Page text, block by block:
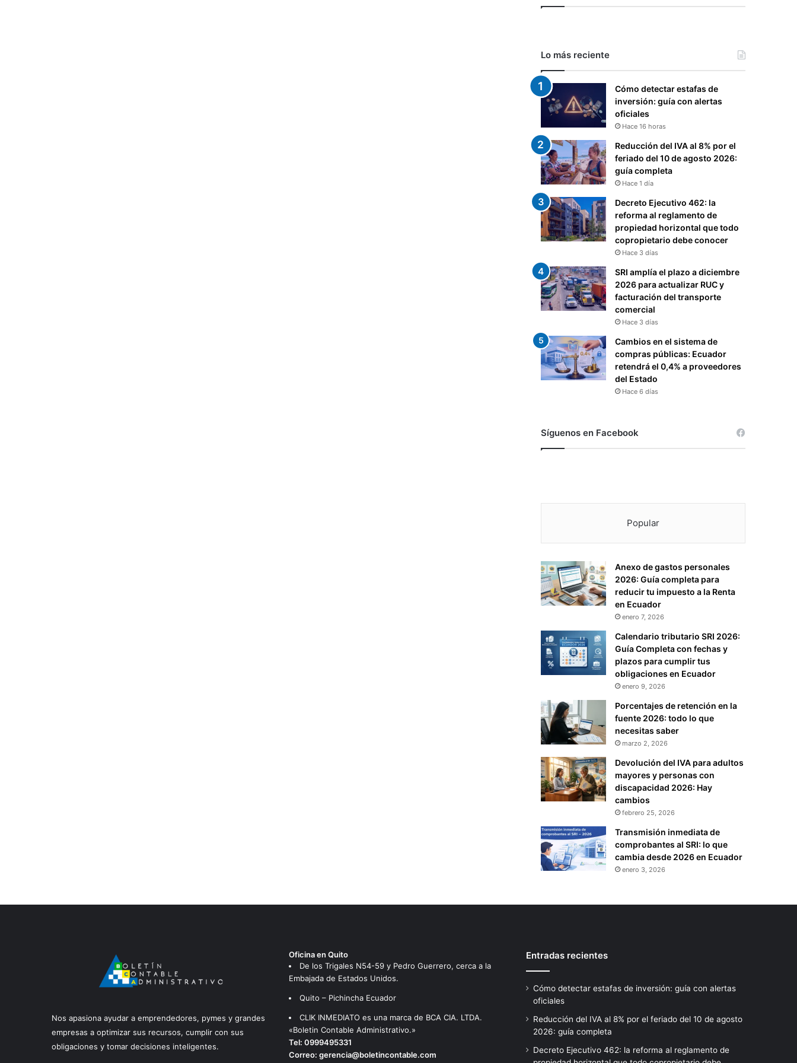
Lo más reciente
Cómo detectar estafas de
inversión: guía con alertas
oficiales
Hace 16 horas
Reducción del IVA al 8% por el
feriado del 10 de agosto 2026:
guía completa
Hace 1 día
Decreto Ejecutivo 462: la
reforma al reglamento de
propiedad horizontal que todo
copropietario debe conocer
Hace 3 días
SRI amplía el plazo a diciembre
2026 para actualizar RUC y
facturación del transporte
comercial
Hace 3 días
Cambios en el sistema de
compras públicas: Ecuador
retendrá el 0,4% a proveedores
del Estado
Hace 6 días
Síguenos en Facebook
Popular
Anexo de gastos personales
2026: Guía completa para
reducir tu impuesto a la Renta
en Ecuador
enero 7, 2026
Calendario tributario SRI 2026:
Guía Completa con fechas y
plazos para cumplir tus
obligaciones en Ecuador
enero 9, 2026
Porcentajes de retención en la
fuente 2026: todo lo que
necesitas saber
marzo 2, 2026
Devolución del IVA para adultos
mayores y personas con
discapacidad 2026: Hay
cambios
febrero 25, 2026
Transmisión inmediata de
comprobantes al SRI: lo que
cambia desde 2026 en Ecuador
enero 3, 2026
Nos apasiona ayudar a emprendedores, pymes y grandes
empresas a optimizar sus recursos, cumplir con sus
obligaciones y tomar decisiones inteligentes.
Oficina en Quito
De los Trigales N54-59 y Pedro Guerrero, cerca a la
Embajada de Estados Unidos.
Quito – Pichincha Ecuador
CLIK INMEDIATO es una marca de BCA CIA. LTDA.
«Boletin Contable Administrativo.»
Tel: 0999495331
Correo: gerencia@boletincontable.com
Entradas recientes
Cómo detectar estafas de inversión: guía con alertas
oficiales
Reducción del IVA al 8% por el feriado del 10 de agosto
2026: guía completa
Decreto Ejecutivo 462: la reforma al reglamento de